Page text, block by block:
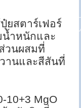
ยสตาร์เฟอร์
น้ำหนักและ
วนผสมที่
านและสีสันที่
10+3 MgO